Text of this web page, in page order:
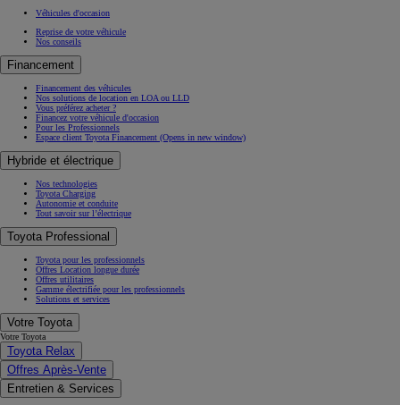
Véhicules d'occasion
Reprise de votre véhicule
Nos conseils
Financement
Financement des véhicules
Nos solutions de location en LOA ou LLD
Vous préférez acheter ?
Financez votre véhicule d'occasion
Pour les Professionnels
Espace client Toyota Financement (Opens in new window)
Hybride et électrique
Nos technologies
Toyota Charging
Autonomie et conduite
Tout savoir sur l’électrique
Toyota Professional
Toyota pour les professionnels
Offres Location longue durée
Offres utilitaires
Gamme électrifiée pour les professionnels
Solutions et services
Votre Toyota
Votre Toyota
Toyota Relax
Offres Après-Vente
Entretien & Services